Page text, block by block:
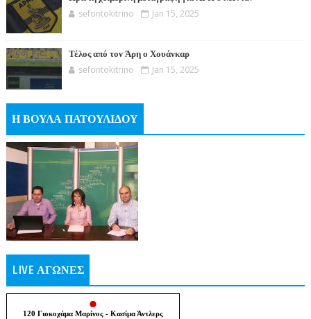
sefontokitrino Jan 15, 2025
Τέλος από τον Άρη ο Χουάνκαρ
sefontokitrino Jan 15, 2025
Η ΒΟΥΛΑ ΠΑΤΟΥΛΙΔΟΥ
LIVE ΑΓΩΝΕΣ